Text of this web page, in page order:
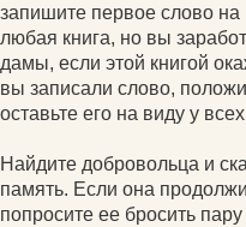
запишите первое слово
любая книга, но вы
дамы, если этой книгой
вы записали слово,
оставьте его на виду у
Найдите добровольца и
память. Если она
попросите ее бросить